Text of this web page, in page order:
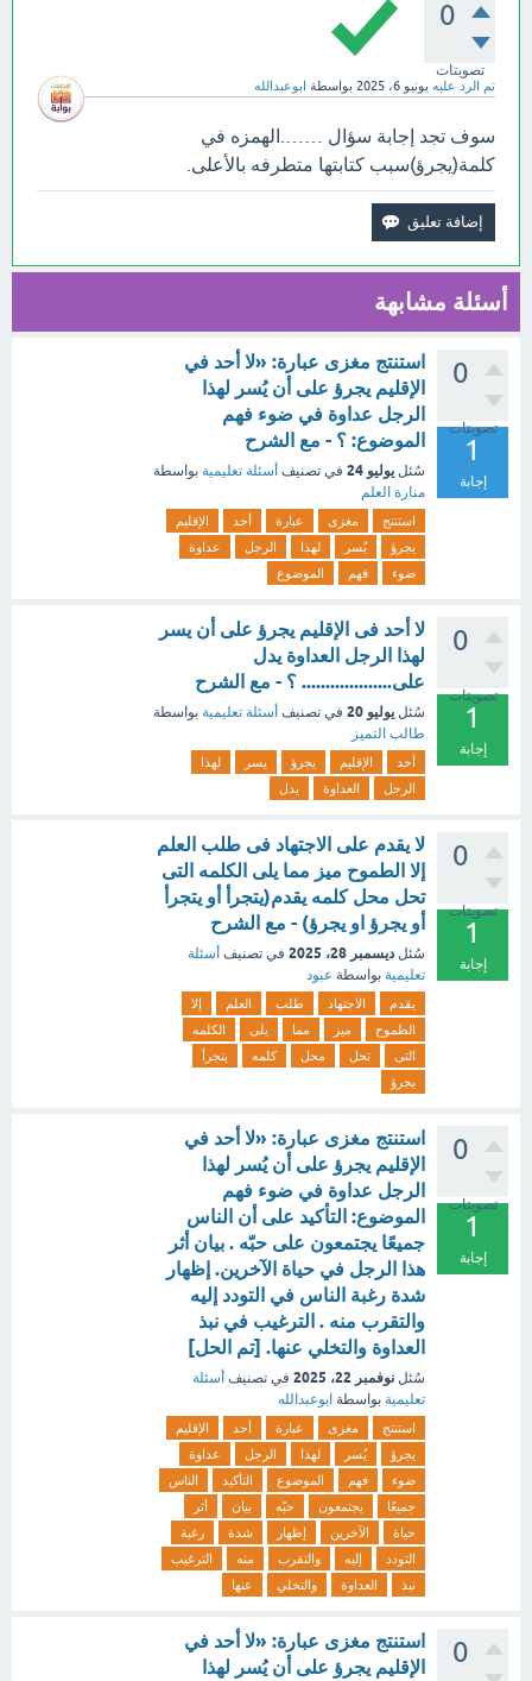
0
تصويتات
تم الرد عليه يونيو 6، 2025 بواسطة ابوعبدالله
سوف تجد إجابة سؤال …….الهمزه في
كلمة(يجرؤ)سبب كتابتها متطرفه بالأعلى.
أسئلة مشابهة
0
تصويتات
1
إجابة
استنتج مغزى عبارة: «لا أحد في
الإقليم يجرؤ على أن يُسر لهذا
الرجل عداوة في ضوء فهم
الموضوع: ؟ - مع الشرح
سُئل يوليو 24 في تصنيف أسئلة تعليمية بواسطة
منارة العلم
استنتج مغزى عبارة أحد
الإقليم
يجرؤ
يُسر لهذا الرجل
عداوة
ضوء
فهم الموضوع
0
تصويتات
1
إجابة
لا أحد فى الإقليم يجرؤ على أن يسر
لهذا الرجل العداوة يدل
على................... ؟ - مع الشرح
سُئل يوليو 20 في تصنيف أسئلة تعليمية بواسطة
طالب التميز
أحد الإقليم يجرؤ يسر
لهذا
الرجل
العداوة يدل
0
تصويتات
1
إجابة
لا يقدم على الاجتهاد فى طلب العلم
إلا الطموح ميز مما يلى الكلمه التى
تحل محل كلمه يقدم(يتجرأ أو يتجرأ
أو يجرؤ او يجرؤ) - مع الشرح
سُئل ديسمبر 28، 2025 في تصنيف أسئلة
تعليمية بواسطة عبود
يقدم الاجتهاد طلب العلم
إلا
الطموح
ميز مما يلى
الكلمه
التى
تحل محل كلمه
يتجرأ
يجرؤ
0
تصويتات
1
إجابة
استنتج مغزى عبارة: «لا أحد في
الإقليم يجرؤ على أن يُسر لهذا
الرجل عداوة في ضوء فهم
الموضوع: التأكيد على أن الناس
جميعًا يجتمعون على حبّه . بيان أثر
هذا الرجل في حياة الآخرين. إظهار
شدة رغبة الناس في التودد إليه
والتقرب منه . الترغيب في نبذ
العداوة والتخلي عنها. [تم الحل]
سُئل نوفمبر 22، 2025 في تصنيف أسئلة
تعليمية بواسطة ابوعبدالله
استنتج مغزى عبارة أحد
الإقليم
يجرؤ
يُسر لهذا الرجل
عداوة
ضوء
فهم الموضوع التأكيد
الناس
جميعًا
يجتمعون حبّه بيان
أثر
حياة
الآخرين إظهار شدة
رغبة
التودد
إليه والتقرب منه
الترغيب
نبذ
العداوة والتخلي عنها
0
استنتج مغزى عبارة: «لا أحد في
الإقليم يجرؤ على أن يُسر لهذا